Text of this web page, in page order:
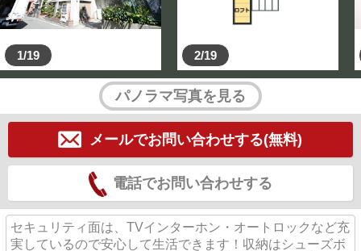
1/19 2/19
パノラマ写真を見る
メールでお問い合わせする(無料)
電話でお問い合わせする
セキュリティ面は、TVインターホン・オートロックなど充
実しているので安心して生活できます！収納はシューズボ